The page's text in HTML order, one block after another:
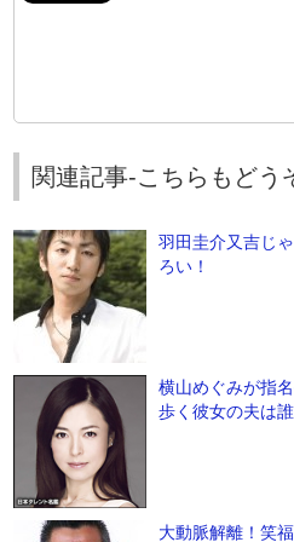
関連記事-こちらもどう
羽田圭介又吉じ
ろい！
横山めぐみが指
歩く彼女の夫は誰
大動脈解離！笑